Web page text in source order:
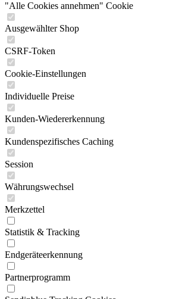
"Alle Cookies annehmen" Cookie
Ausgewählter Shop
CSRF-Token
Cookie-Einstellungen
Individuelle Preise
Kunden-Wiedererkennung
Kundenspezifisches Caching
Session
Währungswechsel
Merkzettel
Statistik & Tracking
Endgeräteerkennung
Partnerprogramm